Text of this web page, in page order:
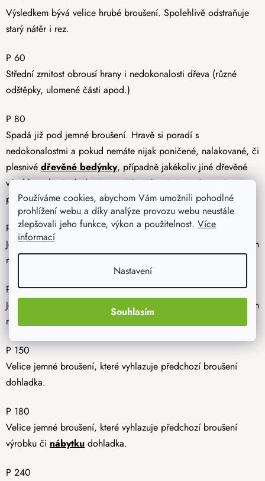
Používáme cookies, abychom Vám umožnili pohodlné
prohlížení webu a díky analýze provozu webu neustále
zlepšovali jeho funkce, výkon a použitelnost. Více
informací
Nastavení
Souhlasím
Výsledkem bývá velice hrubé broušení. Spolehlivě odstraňuje
starý nátěr i rez.
P 60
Střední zrnitost obrousí hrany i nedokonalosti dřeva (různé
odštěpky, ulomené části apod.)
P 80
Spadá již pod jemné broušení. Hravě si poradí s
nedokonalostmi a pokud nemáte nijak poničené, nalakované, či
plesnivé dřevěné bedýnky, případně jakékoliv jiné dřevěné
výrobky, tak vám bohatě postačí začít právě na této zrnitosti a
používat brusné papíry postupně od P 80 výše.
P 100
Jedná se o jemné broušení dřevěného výrobku zbaveného všech
nečistot a to před nátěrem.
P 120
Jedná se o jemné broušení dřevěného výrobku zbaveného všech
nečistot a to před samotným finálním nátěrem.
P 150
Velice jemné broušení, které vyhlazuje předchozí broušení
dohladka.
P 180
Velice jemné broušení, které vyhlazuje předchozí broušení
výrobku či nábytku dohladka.
P 240